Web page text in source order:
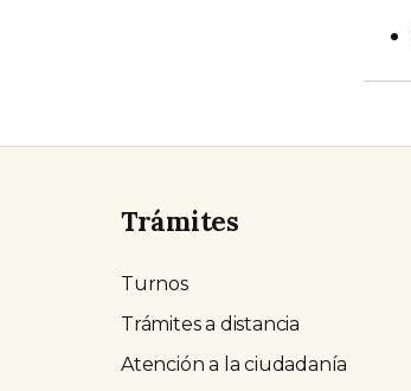
Trámites
Turnos
Trámites a distancia
Atención a la ciudadanía